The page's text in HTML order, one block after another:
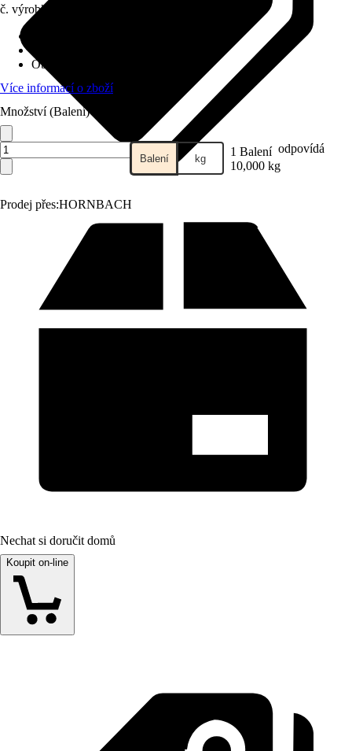
Prodej přes:HORNBACH
č. výrobku
Obsah
Více informací o zboží
Množství (Balení)
Balení kg 1 Balení odpovídá
10,000 kg
Nechat si doručit domů
Koupit on-line